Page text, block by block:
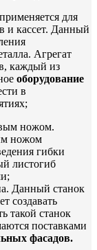
для
и кассет. Данный
Агрегат
каждый из
оборудование
в
ножом.
ножом
гибки
листогиб
Данный станок
создавать
такой станок
поставками
фасадов.